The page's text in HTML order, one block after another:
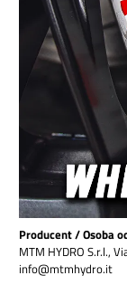
Producent / Osoba
MTM HYDRO S.r.l.,
info@mtmhydro.it